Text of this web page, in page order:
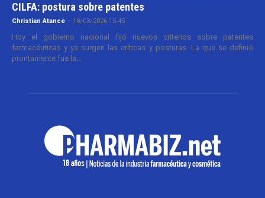
CILFA: postura sobre patentes
Christian Atance - 18/03/2026 15:45
Hoy el gobierno nacional fijó nuevos criterios sobre patentes
farmacéuticas y ya surgen las críticas y posturas. La que se definió
prontamente fue la...